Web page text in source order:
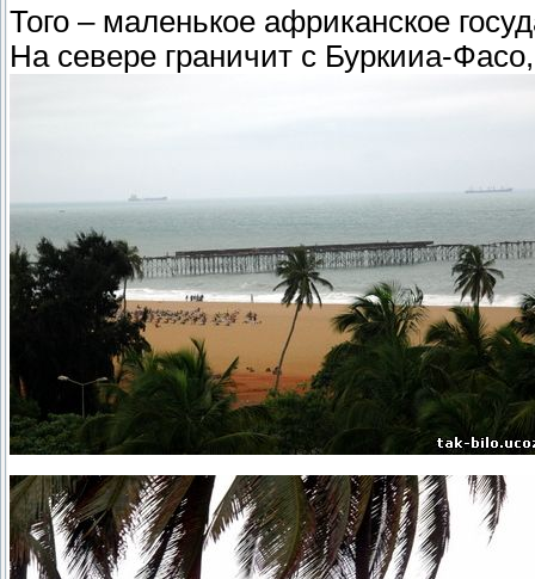
Того – маленькое африканское
На севере граничит с Буркииа-